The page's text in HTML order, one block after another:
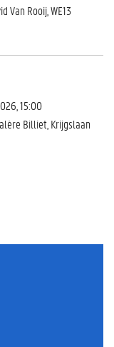
Van Rooij, WE13
15:00
Billiet, Krijgslaan